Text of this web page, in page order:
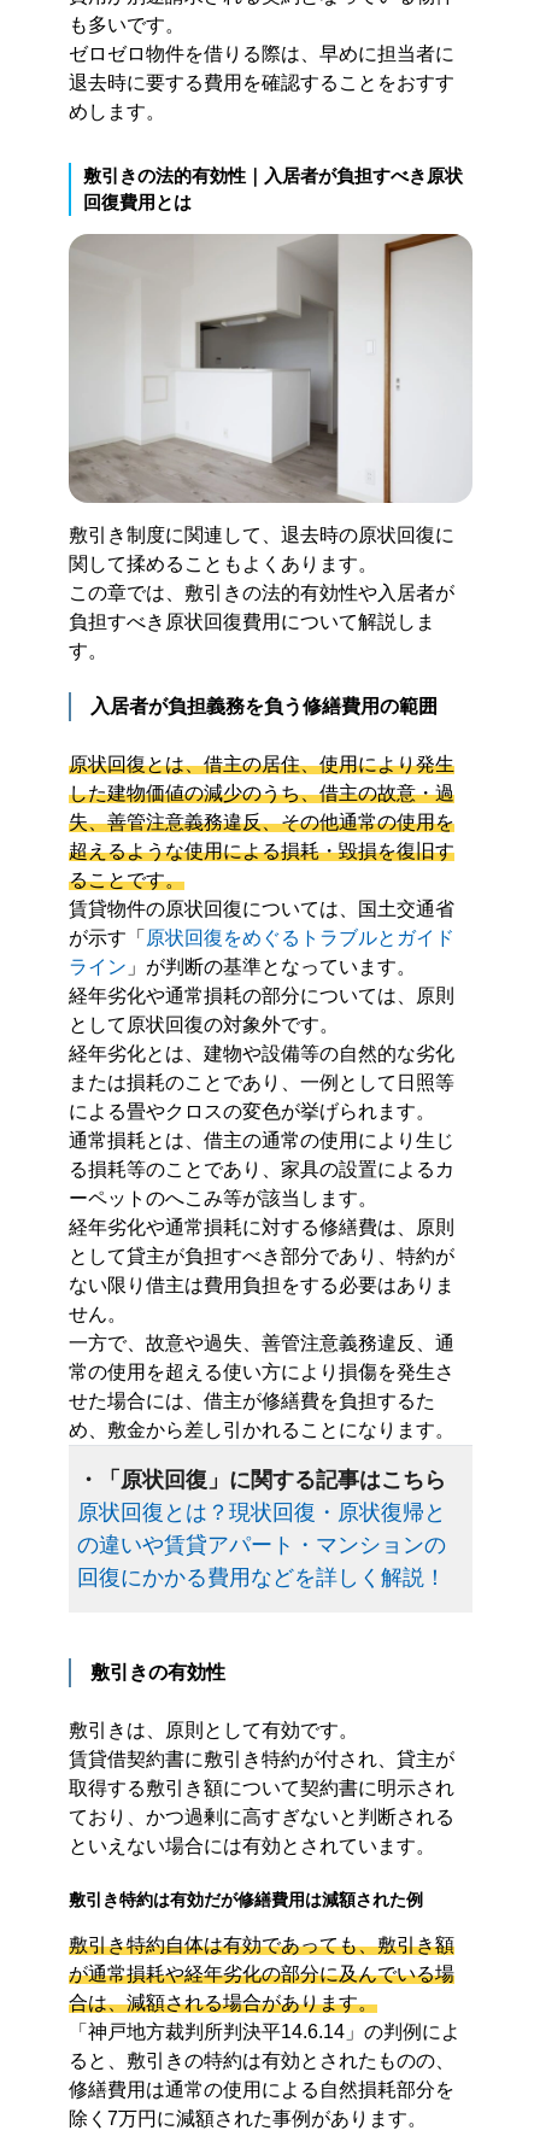
も多いです。
ゼロゼロ物件を借りる際は、早めに担当者に
退去時に要する費用を確認することをおすす
めします。
敷引きの法的有効性｜入居者が負担すべき原状
回復費用とは
敷引き制度に関連して、退去時の原状回復に
関して揉めることもよくあります。
この章では、敷引きの法的有効性や入居者が
負担すべき原状回復費用について解説しま
す。
入居者が負担義務を負う修繕費用の範囲
原状回復とは、借主の居住、使用により発生
した建物価値の減少のうち、借主の故意・過
失、善管注意義務違反、その他通常の使用を
超えるような使用による損耗・毀損を復旧す
ることです。
賃貸物件の原状回復については、国土交通省
が示す「 原状回復をめぐるトラブルとガイド
ライン 」が判断の基準となっています。
経年劣化や通常損耗の部分については、原則
として原状回復の対象外です。
経年劣化とは、建物や設備等の自然的な劣化
または損耗のことであり、一例として日照等
による畳やクロスの変色が挙げられます。
通常損耗とは、借主の通常の使用により生じ
る損耗等のことであり、家具の設置によるカ
ーペットのへこみ等が該当します。
経年劣化や通常損耗に対する修繕費は、原則
として貸主が負担すべき部分であり、特約が
ない限り借主は費用負担をする必要はありま
せん。
一方で、故意や過失、善管注意義務違反、通
常の使用を超える使い方により損傷を発生さ
せた場合には、借主が修繕費を負担するた
め、敷金から差し引かれることになります。
・「原状回復」に関する記事はこちら
原状回復とは？現状回復・原状復帰と
の違いや賃貸アパート・マンションの
回復にかかる費用などを詳しく解説！
敷引きの有効性
敷引きは、原則として有効です。
賃貸借契約書に敷引き特約が付され、貸主が
取得する敷引き額について契約書に明示され
ており、かつ過剰に高すぎないと判断される
といえない場合には有効とされています。
敷引き特約は有効だが修繕費用は減額された例
敷引き特約自体は有効であっても、敷引き額
が通常損耗や経年劣化の部分に及んでいる場
合は、減額される場合があります。
「神戸地方裁判所判決平14.6.14」の判例によ
ると、敷引きの特約は有効とされたものの、
修繕費用は通常の使用による自然損耗部分を
除く7万円に減額された事例があります。